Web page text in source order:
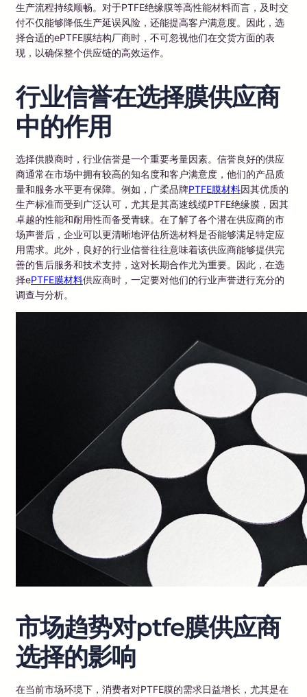
生产流程持续顺畅。对于PTFE绝缘膜等高性能材料而言，及时交
付不仅能够降低生产延误风险，还能提高客户满意度。因此，选
择合适的ePTFE膜结构厂商时，不可忽视他们在交货方面的表
现，以确保整个供应链的高效运作。
行业信誉在选择膜供应商
中的作用
选择供膜商时，行业信誉是一个重要考量因素。信誉良好的供应
商通常在市场中拥有较高的知名度和客户满意度，他们的产品质
量和服务水平更有保障。例如，广柔品牌PTFE膜材料因其优质的
生产标准而受到广泛认可，尤其是其高速线缆PTFE绝缘膜，因其
卓越的性能和耐用性而备受青睐。在了解了各个潜在供应商的市
场声誉后，企业可以更清晰地评估所选材料是否能够满足特定应
用需求。此外，良好的行业信誉往往意味着该供应商能够提供完
善的售后服务和技术支持，这对长期合作尤为重要。因此，在选
择ePTFE膜材料供应商时，一定要对他们的行业声誉进行充分的
调查与分析。
市场趋势对ptfe膜供应商
选择的影响
在当前市场环境下，消费者对PTFE膜的需求日益增长，尤其是在